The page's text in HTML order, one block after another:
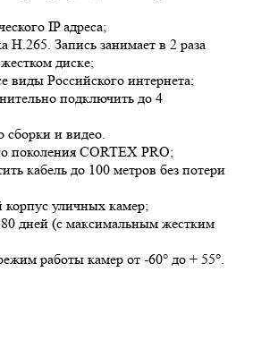
IP адреса;
H.265. Запись занимает в 2 раза
диске;
виды Российского интернета;
подключить до 4
сборки и видео.
поколения CORTEX PRO;
кабель до 100 метров без потери
уличных камер;
дней (с максимальным жестким
работы камер от -60° до + 55°.